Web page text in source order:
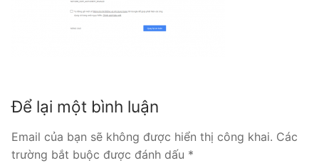
Tổng đài VoIP Yeastar S20
Tổng đài VoIP Yeastar S300
HOSTED PHONE SYSTEM
Để lại một bình luận
Email của bạn sẽ không được hiển thị công khai. Các
trường bắt buộc được đánh dấu *